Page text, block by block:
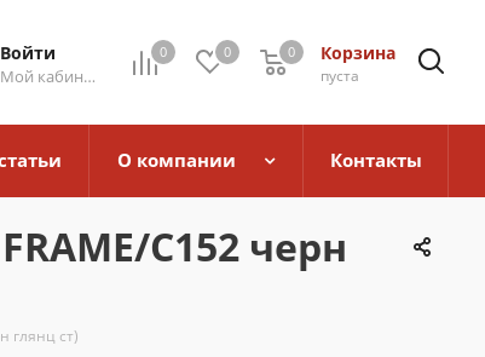
0 0 Корзина
0
пуста
0
Войти
Мой кабинет
О компании Контакты
C152 черн
глянц ст)